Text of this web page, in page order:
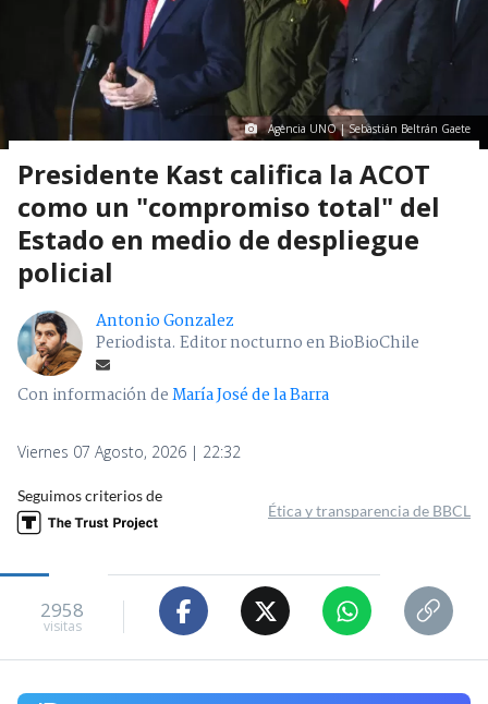
Agencia UNO | Sebastián Beltrán Gaete
Presidente Kast califica la ACOT
como un "compromiso total" del
Estado en medio de despliegue
policial
Antonio Gonzalez
Periodista. Editor nocturno en BioBioChile
Con información deMaría José de la Barra
Viernes 07 Agosto, 2026 | 22:32
Seguimos criterios de
Ética y transparencia de BBCL
2958
visitas